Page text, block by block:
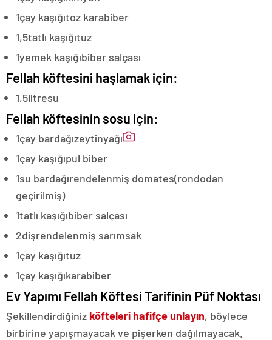
1çay kaşığıtoz karabiber
1,5tatlı kaşığıtuz
1yemek kaşığıbiber salçası
Fellah köftesini haşlamak için:
1,5litresu
Fellah köftesinin sosu için:
1çay bardağızeytinyağı
1çay kaşığıpul biber
1su bardağırendelenmiş domates(rondodan
geçirilmiş)
1tatlı kaşığıbiber salçası
2dişrendelenmiş sarımsak
1çay kaşığıtuz
1çay kaşığıkarabiber
Ev Yapımı Fellah Köftesi Tarifinin Püf Noktası
Şekillendirdiğiniz köfteleri hafifçe unlayın, böylece
birbirine yapışmayacak ve pişerken dağılmayacak.